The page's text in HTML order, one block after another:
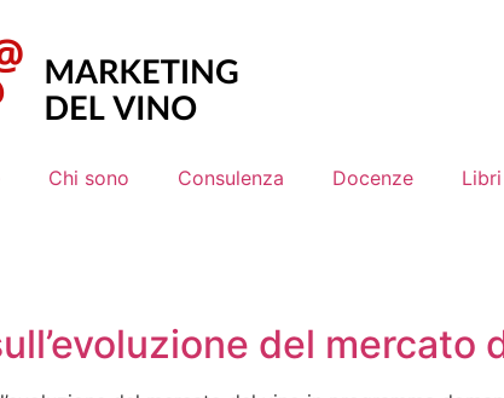
Chi sono Consulenza Docenze Libri
del mercato